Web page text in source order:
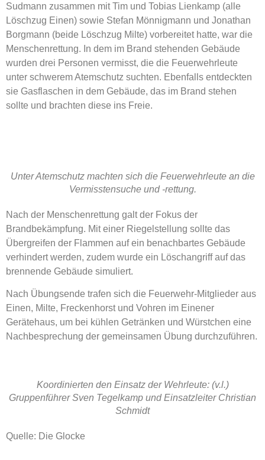
Sudmann zusammen mit Tim und Tobias Lienkamp (alle
Löschzug Einen) sowie Stefan Mönnigmann und Jonathan
Borgmann (beide Löschzug Milte) vorbereitet hatte, war die
Menschenrettung. In dem im Brand stehenden Gebäude
wurden drei Personen vermisst, die die Feuerwehrleute
unter schwerem Atemschutz suchten. Ebenfalls entdeckten
sie Gasflaschen in dem Gebäude, das im Brand stehen
sollte und brachten diese ins Freie.
Unter Atemschutz machten sich die Feuerwehrleute an die
Vermisstensuche und -rettung.
Nach der Menschenrettung galt der Fokus der
Brandbekämpfung. Mit einer Riegelstellung sollte das
Übergreifen der Flammen auf ein benachbartes Gebäude
verhindert werden, zudem wurde ein Löschangriff auf das
brennende Gebäude simuliert.
Nach Übungsende trafen sich die Feuerwehr-Mitglieder aus
Einen, Milte, Freckenhorst und Vohren im Einener
Gerätehaus, um bei kühlen Getränken und Würstchen eine
Nachbesprechung der gemeinsamen Übung durchzuführen.
Koordinierten den Einsatz der Wehrleute: (v.l.)
Gruppenführer Sven Tegelkamp und Einsatzleiter Christian
Schmidt
Quelle: Die Glocke